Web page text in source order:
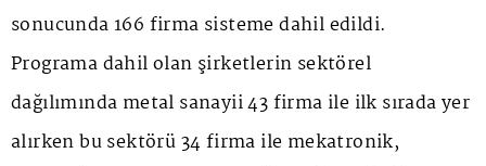
sonucunda 166 firma sisteme dahil edildi.
Programa dahil olan şirketlerin sektörel
dağılımında metal sanayii 43 firma ile ilk sırada yer
alırken bu sektörü 34 firma ile mekatronik,